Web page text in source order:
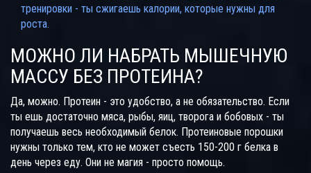
тренировки - ты сжигаешь калории, которые нужны для
роста.
МОЖНО ЛИ НАБРАТЬ МЫШЕЧНУЮ
МАССУ БЕЗ ПРОТЕИНА?
Да, можно. Протеин - это удобство, а не обязательство. Если
ты ешь достаточно мяса, рыбы, яиц, творога и бобовых - ты
получаешь весь необходимый белок. Протеиновые порошки
нужны только тем, кто не может съесть 150-200 г белка в
день через еду. Они не магия - просто помощь.